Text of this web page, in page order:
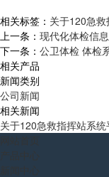
相关标签： 关于120急
上一条： 现代化体检信
下一条： 公卫体检 体检
相关产品
新闻类别
公司新闻
相关新闻
关于120急救指挥站系统